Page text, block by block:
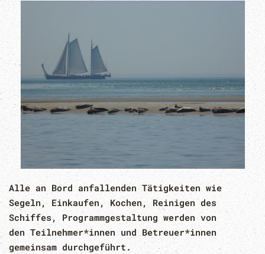
Alle an Bord anfallenden Tätigkeiten wie
Segeln, Einkaufen, Kochen, Reinigen des
Schiffes, Programmgestaltung werden von
den Teilnehmer*innen und Betreuer*innen
gemeinsam durchgeführt.